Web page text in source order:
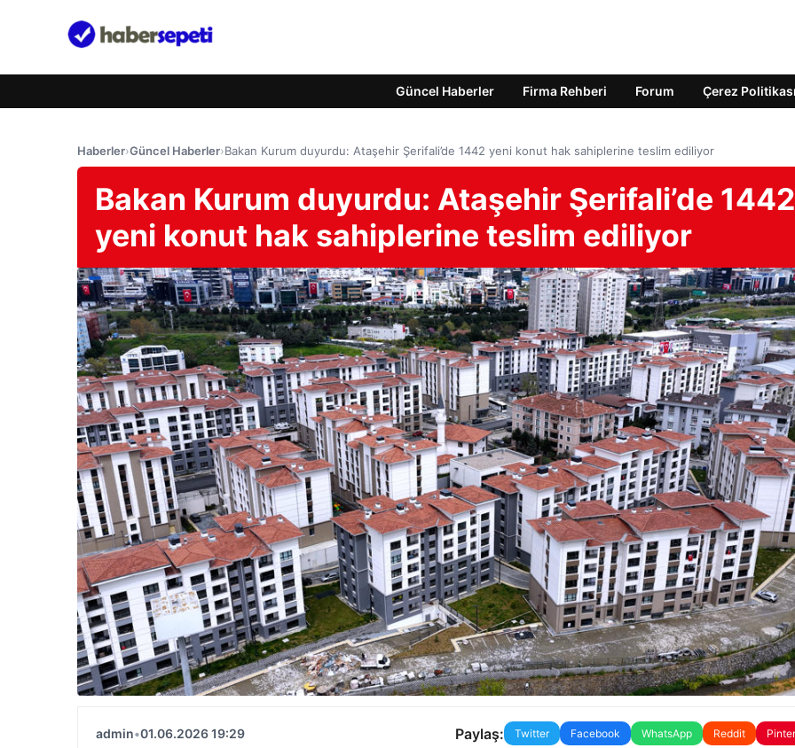
Güncel Haberler Firma Rehberi Forum Çerez Politikası
Haberler›Güncel Haberler›Bakan Kurum duyurdu: Ataşehir Şerifali’de 1442 yeni konut hak sahiplerine teslim ediliyor
Bakan Kurum duyurdu: Ataşehir Şerifali’de 1442
yeni konut hak sahiplerine teslim ediliyor
admin•01.06.2026 19:29 Paylaş: Twitter Facebook WhatsApp Reddit